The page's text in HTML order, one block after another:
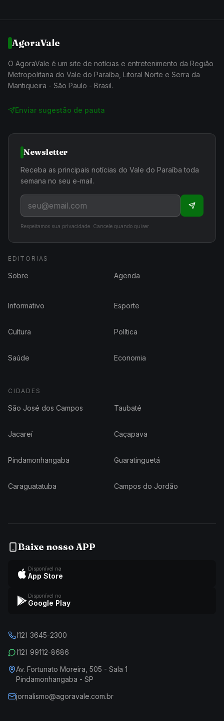
AgoraVale
O AgoraVale é um site de notícias e entretenimento da Região
Metropolitana do Vale do Paraíba, Litoral Norte e Serra da
Mantiqueira - São Paulo - Brasil.
Enviar sugestão de pauta
Newsletter
Receba as principais notícias do Vale do Paraíba toda
semana no seu e-mail.
Respeitamos sua privacidade. Cancele quando quiser.
EDITORIAS
Sobre Agenda
Informativo Esporte
Cultura Política
Saúde Economia
CIDADES
São José dos Campos Taubaté
Jacareí Caçapava
Pindamonhangaba Guaratinguetá
Caraguatatuba Campos do Jordão
Baixe nosso APP
Disponível na
App Store
Disponível no
Google Play
(12) 3645-2300
(12) 99112-8686
Av. Fortunato Moreira, 505 - Sala 1
Pindamonhangaba - SP
jornalismo@agoravale.com.br